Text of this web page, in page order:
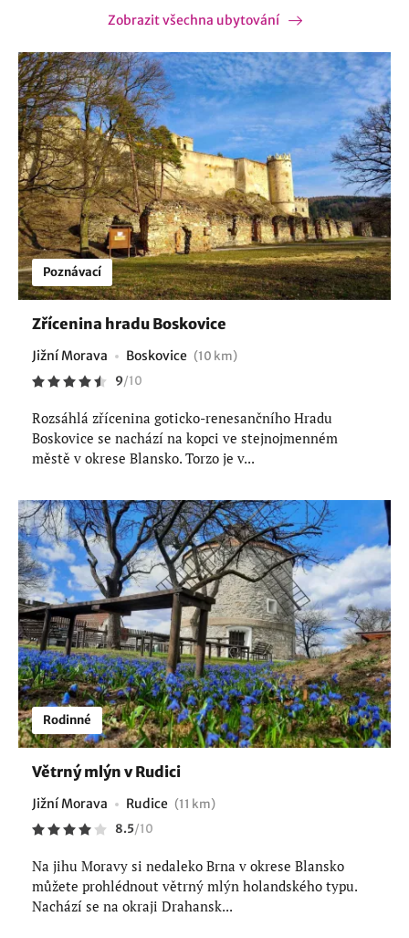
Zobrazit všechna ubytování
Poznávací
Zřícenina hradu Boskovice
Jižní Morava Boskovice (10 km)
9/10
Rozsáhlá zřícenina goticko-renesančního Hradu
Boskovice se nachází na kopci ve stejnojmenném
městě v okrese Blansko. Torzo je v...
Rodinné
Větrný mlýn v Rudici
Jižní Morava Rudice (11 km)
8.5/10
Na jihu Moravy si nedaleko Brna v okrese Blansko
můžete prohlédnout větrný mlýn holandského typu.
Nachází se na okraji Drahansk...